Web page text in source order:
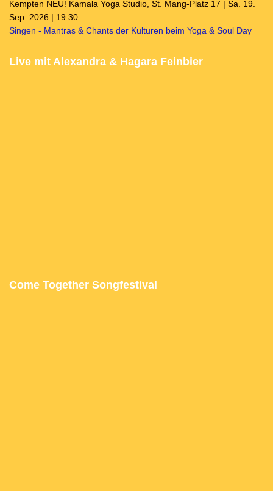
Kempten NEU! Kamala Yoga Studio, St. Mang-Platz 17 | Sa. 19.
Sep. 2026 | 19:30
Singen - Mantras & Chants der Kulturen beim Yoga & Soul Day
Live mit Alexandra & Hagara Feinbier
Come Together Songfestival